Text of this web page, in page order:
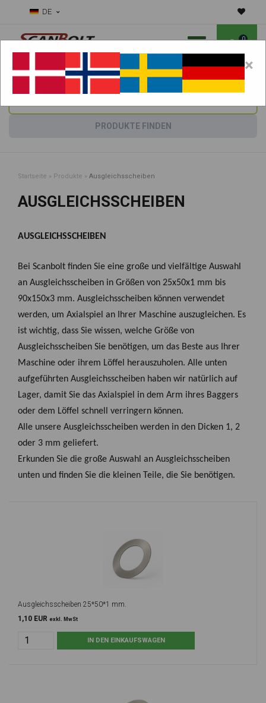
DE
0
Benötigen Sie Hilfe bei Verschleißteilen?Maschine wählen:
PRODUKTE FINDEN
Startseite » Produkte » Ausgleichsscheiben
AUSGLEICHSSCHEIBEN
AUSGLEICHSSCHEIBEN
Bei Scanbolt finden Sie eine große und vielfältige Auswahl
an Ausgleichsscheiben in Größen von 25x50x1 mm bis
90x150x3 mm. Ausgleichsscheiben können verwendet
werden, um Axialspiel an Ihrer Maschine auszugleichen. Es
ist wichtig, dass Sie wissen, welche Größe von
Ausgleichsscheiben Sie benötigen, um das Beste aus Ihrer
Maschine oder ihrem Löffel herauszuholen. Alle unten
aufgeführten Ausgleichsscheiben haben wir natürlich auf
Lager, damit Sie das Axialspiel in dem Arm ihres Baggers
oder dem Löffel schnell verringern können.
Alle unsere Ausgleichsscheiben werden in den Dicken 1, 2
oder 3 mm geliefert.
Erkunden Sie die große Auswahl an Ausgleichsscheiben
unten und finden Sie die kleinen Teile, die Sie benötigen.
Ausgleichsscheiben 25*50*1 mm.
1,10 EUR exkl. MwSt
×